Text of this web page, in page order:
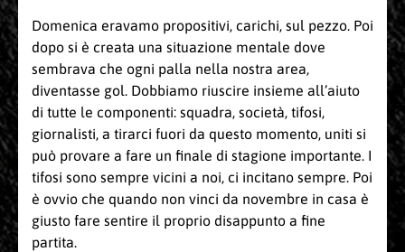
Domenica eravamo propositivi, carichi, sul pezzo. Poi
dopo si è creata una situazione mentale dove
sembrava che ogni palla nella nostra area,
diventasse gol. Dobbiamo riuscire insieme all’aiuto
di tutte le componenti: squadra, società, tifosi,
giornalisti, a tirarci fuori da questo momento, uniti si
può provare a fare un finale di stagione importante. I
tifosi sono sempre vicini a noi, ci incitano sempre. Poi
è ovvio che quando non vinci da novembre in casa è
giusto fare sentire il proprio disappunto a fine
partita.